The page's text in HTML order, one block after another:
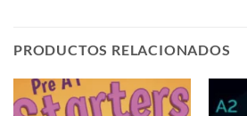
PRODUCTOS RELACIONADOS